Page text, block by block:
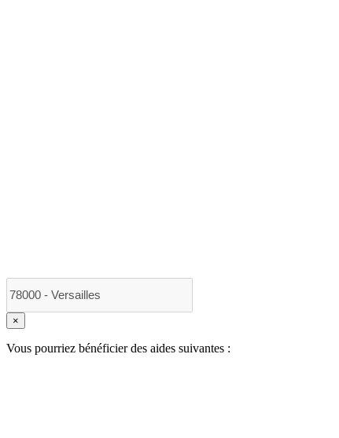
×
Vous pourriez bénéficier des aides suivantes :